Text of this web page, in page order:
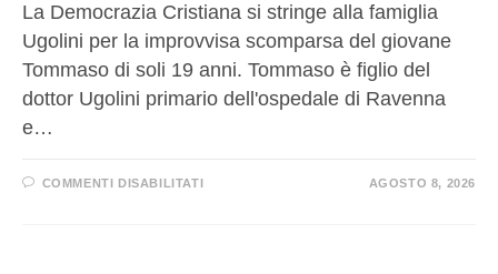
La Democrazia Cristiana si stringe alla famiglia
Ugolini per la improvvisa scomparsa del giovane
Tommaso di soli 19 anni. Tommaso è figlio del
dottor Ugolini primario dell'ospedale di Ravenna
e…
COMMENTI DISABILITATI AGOSTO 8, 2026